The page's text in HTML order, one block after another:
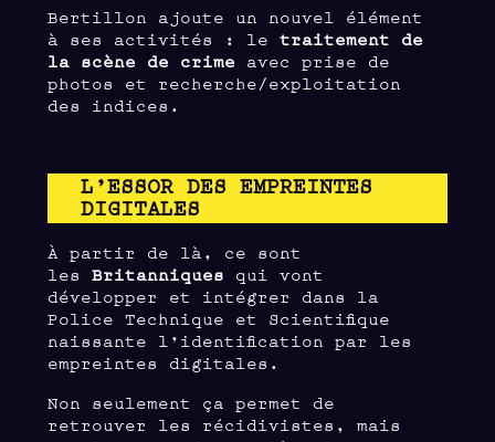
Bertillon ajoute un nouvel élément
à ses activités : letraitement de
la scène de crime avec prise de
photos et recherche/exploitation
des indices.
L’ESSOR DES EMPREINTES
DIGITALES
À partir de là, ce sont
lesBritanniques qui vont
développer et intégrer dans la
Police Technique et Scientifique
naissante l’identification par les
empreintes digitales.
Non seulement ça permet de
retrouver les récidivistes, mais